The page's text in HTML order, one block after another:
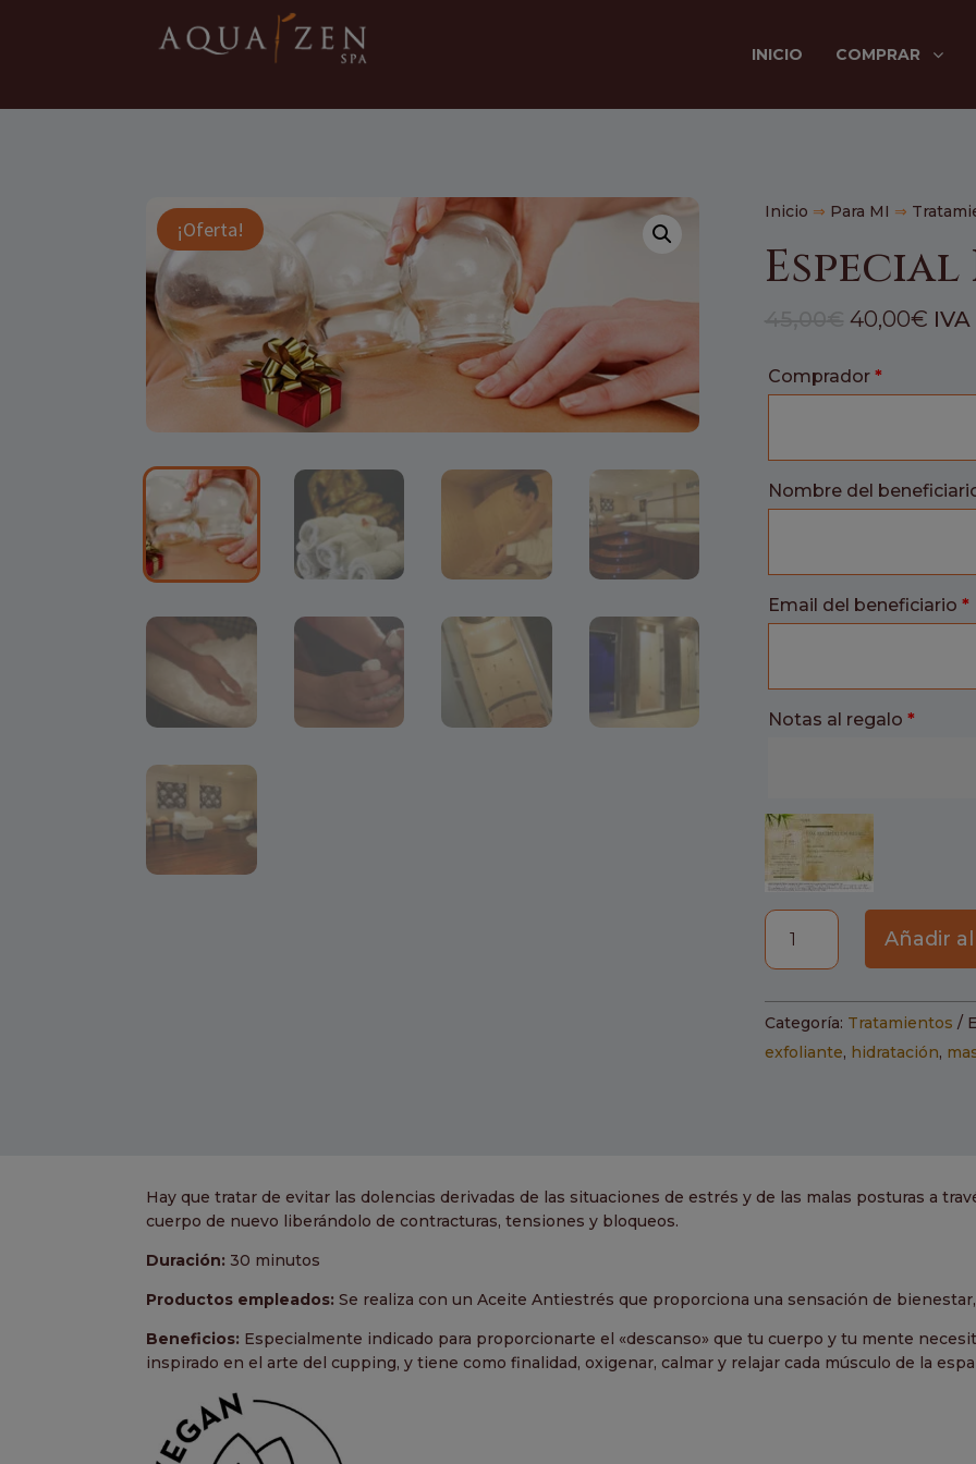
INICIO COMPRAR
¡Oferta!
Inicio ⇒ Para MI ⇒
Especial
El
original
40,00€El
Comprador *
Nombre del
Email del beneficiario *
Notas al regalo *
Especial
Añadir
Categoría: Tratamientos
exfoliante, hidratación,
Hay que tratar de evitar las dolencias derivadas de las situaciones de estrés y de las malas posturas a
cuerpo de nuevo liberándolo de contracturas, tensiones y bloqueos.
Duración: 30 minutos
Productos empleados:Se realiza con un Aceite Antiestrés que proporciona una sensación de
Beneficios: Especialmente indicado para proporcionarte el «descanso» que tu cuerpo y tu mente
inspirado en el arte del cupping, y tiene como finalidad, oxigenar, calmar y relajar cada músculo de la